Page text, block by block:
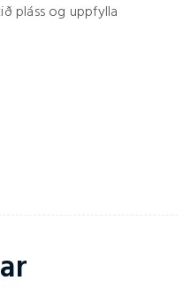
pláss og uppfylla